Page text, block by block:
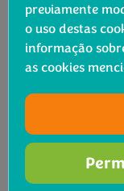
previamente
o uso destas
informação
as cookies